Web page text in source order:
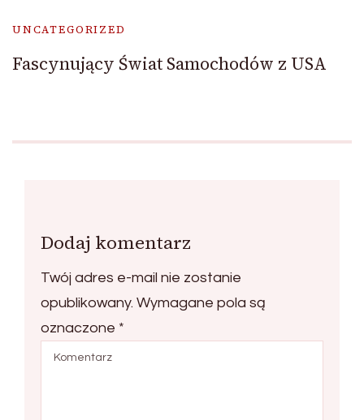
UNCATEGORIZED
Fascynujący Świat Samochodów z USA
Dodaj komentarz
Twój adres e-mail nie zostanie
opublikowany. Wymagane pola są
oznaczone *